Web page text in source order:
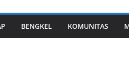
BENGKEL KOMUNITAS